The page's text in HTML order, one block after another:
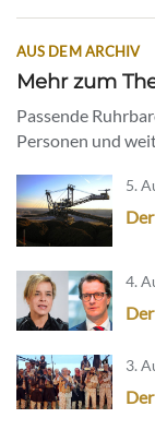
AUS DEM ARCHIV
Mehr zum
Passende
Personen und
5.
4.
3.